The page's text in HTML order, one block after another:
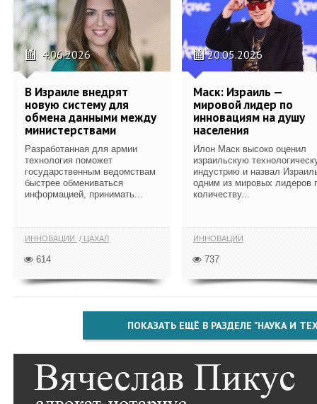
4.06.2026
В Израиле внедрят
новую систему для
обмена данными между
министерствами
Разработанная для армии
технология поможет
государственным ведомствам
быстрее обмениваться
информацией, принимать...
ИННОВАЦИИ ЦАХАЛ
614
20.05.2026
Маск: Израиль —
мировой лидер по
инновациям на душу
населения
Илон Маск высоко оценил
израильскую
индустрию и назвал
одним из мировых лидеров
количеству...
ИННОВАЦИИ
737
ПОКАЗАТЬ ЕЩЁ В РАЗДЕЛЕ "НАУКА И